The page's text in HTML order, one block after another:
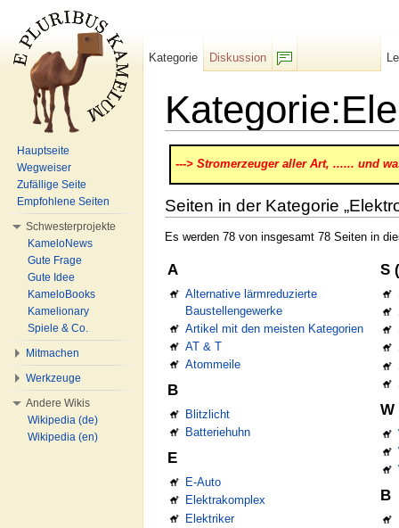
---> Stromerzeuger aller Art, ...... und
Seiten in der Kategorie
Es werden 78 von insgesamt 78 Seiten in
A
Alternative lärmreduzierte
Baustellengewerke
Artikel mit den meisten Kategorien
AT & T
Atommeile
B
Blitzlicht
Batteriehuhn
E
E-Auto
Elektrakomplex
Elektriker
S
W
B
Kategorie
Diskussion
Hauptseite
Wegweiser
Zufällige Seite
Empfohlene Seiten
Schwesterprojekte
KameloNews
Gute Frage
Gute Idee
KameloBooks
Kamelionary
Spiele & Co.
Mitmachen
Werkzeuge
Andere Wikis
Wikipedia (de)
Wikipedia (en)